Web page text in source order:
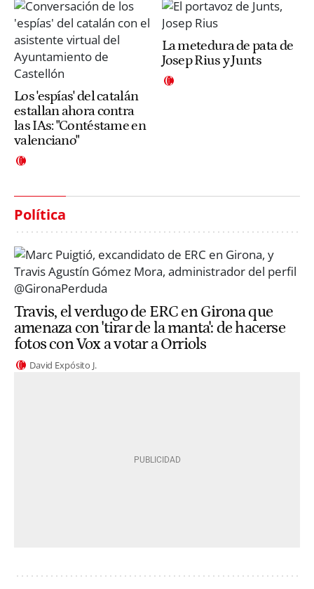
Los 'espías' del catalán
estallan ahora contra
las IAs: "Contéstame en
valenciano"
La metedura de pata de
Josep Rius y Junts
Política
Travis, el verdugo de ERC en Girona que
amenaza con 'tirar de la manta': de hacerse
fotos con Vox a votar a Orriols
David Expósito J.